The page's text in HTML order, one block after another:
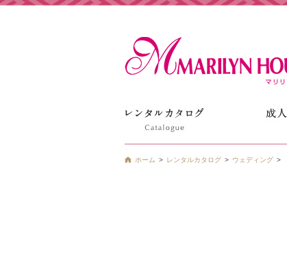
ホーム レンタルカタログ ウェディング